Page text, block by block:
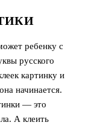
ребенку с
русского
картинку и
начинается.
— это
А клеить